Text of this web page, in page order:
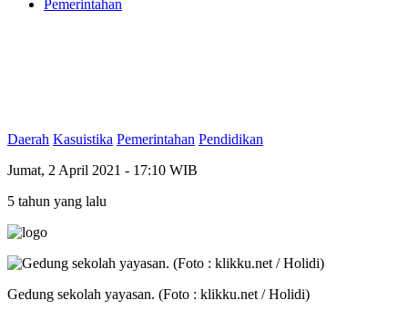
Pemerintahan
Daerah Kasuistika Pemerintahan Pendidikan
Jumat, 2 April 2021 - 17:10 WIB
5 tahun yang lalu
Gedung sekolah yayasan. (Foto : klikku.net / Holidi)